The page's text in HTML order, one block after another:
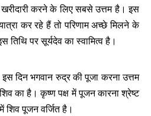
करने के लिए सबसे उत्तम है। इस
कर रहे हैं तो परिणाम अच्छे मिलने के
पर सूर्यदेव का स्वामित्व है।
दिन भगवान रुद्र की पूजा करना उत्तम
का है। कृष्ण पक्ष में पूजन कारना श्रेष्ट
शिव पूजन वर्जित है।